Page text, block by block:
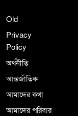
Old
Privacy
Policy
অর্থনীতি
আন্তর্জাতিক
আমাদের কথা
আমাদের পরিবার